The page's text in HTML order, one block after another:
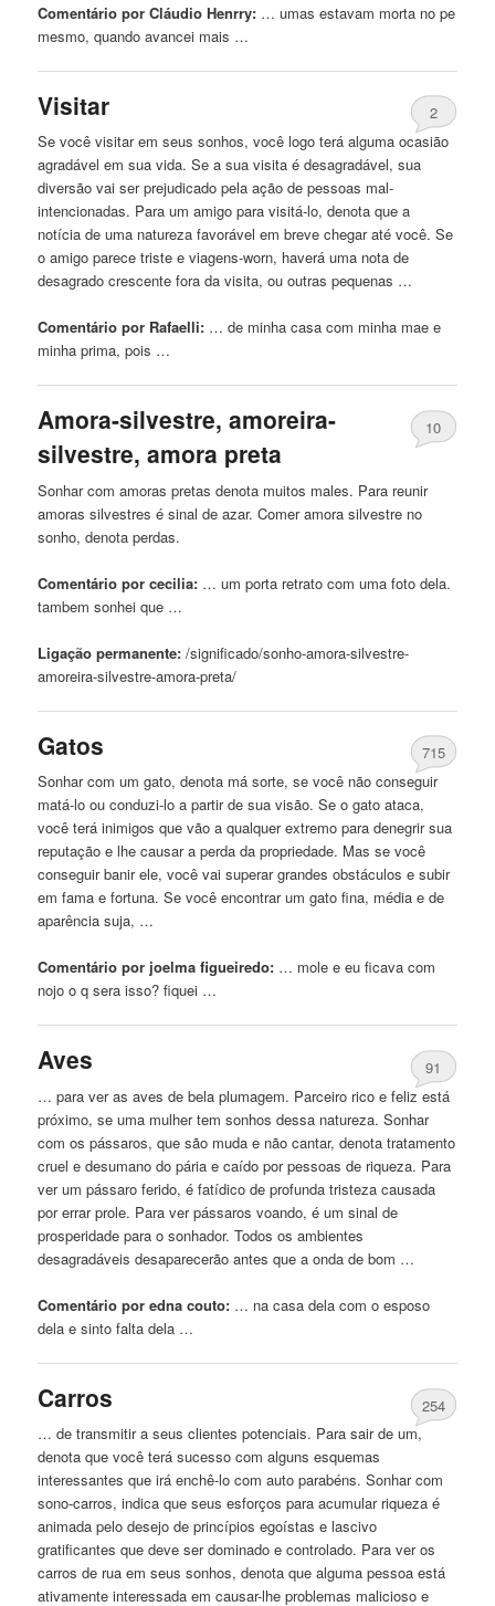
Comentário por Cláudio Henrry: … umas estavam morta no pe
mesmo, quando avancei mais …
Visitar
2
Se você visitar em seussonhos, você logo terá alguma ocasião
agradável em sua vida. Se a sua visita é desagradável, sua
diversão vai ser prejudicado pela ação de pessoas mal-
intencionadas. Para um amigo para visitá-lo, denota que a
notícia de uma natureza favorável em breve chegar até você. Se
o amigo parece triste e viagens-worn, haverá uma nota de
desagrado crescente fora da visita, ou outras pequenas …
Comentário por Rafaelli: … de minha casacom minha mae e
minha prima, pois …
Amora-silvestre, amoreira-
silvestre, amora preta
10
Sonharcom amoras pretas denota muitos males. Para reunir
amoras silvestres é sinal de azar. Comer amora silvestre no
sonho, denota perdas.
Comentário por cecilia: … um porta retratocom uma foto dela.
tambem sonhei que …
Ligação permanente: /significado/sonho-amora-silvestre-
amoreira-silvestre-amora-preta/
Gatos
715
Sonharcom um gato, denota má sorte, se você não conseguir
matá-lo ou conduzi-lo a partir de sua visão. Se o gato ataca,
você terá inimigos que vão a qualquer extremo para denegrir sua
reputação e lhe causar a perda da propriedade. Mas se você
conseguir banir ele, você vai superar grandes obstáculos e subir
em fama e fortuna. Se você encontrar um gato fina, média e de
aparência suja, …
Comentário por joelma figueiredo: … mole e eu ficavacom
nojo o q sera isso? fiquei …
Aves
91
… para ver as aves de bela plumagem. Parceiro rico e feliz está
próximo, se uma mulher temsonhos dessa natureza. Sonhar
com os pássaros, que são muda e não cantar, denota tratamento
cruel e desumano do pária e caído por pessoas de riqueza. Para
ver um pássaro ferido, é fatídico de profunda tristeza causada
por errar prole. Para ver pássaros voando, é um sinal de
prosperidade para o sonhador. Todos os ambientes
desagradáveis ​​desaparecerão antes que a onda de bom …
Comentário por edna couto: … na casa delacom o esposo
dela e sinto falta dela …
Carros
254
… de transmitir a seus clientes potenciais. Para sair de um,
denota que você terá sucessocom alguns esquemas
interessantes que irá enchê-locom auto parabéns. Sonharcom
sono-carros, indica que seus esforços para acumular riqueza é
animada pelo desejo de princípios egoístas e lascivo
gratificantes que deve ser dominado e controlado. Para ver os
carros de rua em seussonhos, denota que alguma pessoa está
ativamente interessada em causar-lhe problemas malicioso e